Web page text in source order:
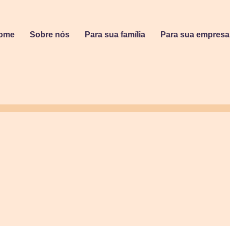
Sobre nós Para sua família Para sua empresa